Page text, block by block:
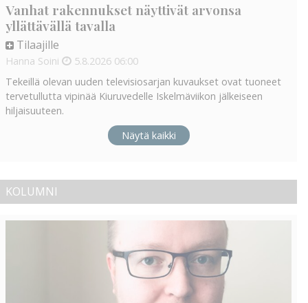
Vanhat rakennukset näyttivät arvonsa
yllättävällä tavalla
Tilaajille
Hanna Soini 5.8.2026 06:00
Tekeillä olevan uuden televisiosarjan kuvaukset ovat tuoneet
tervetullutta vipinää Kiuruvedelle Iskelmäviikon jälkeiseen
hiljaisuuteen.
Näytä kaikki
KOLUMNI